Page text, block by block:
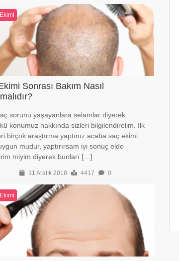
Sonrası Bakım Nasıl
sorunu yaşayanlara selamlar diyerek
konumuz hakkında sizleri bilgilendirelim. İlk
birçok araştırma yaptınız acaba saç ekimi
mudur, yaptırırsam iyi sonuç elde
miyim diyerek bunları […]
31 Aralık 2018 4417 0